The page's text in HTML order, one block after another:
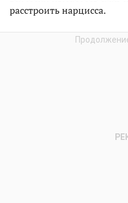
расстроить нарцисса.